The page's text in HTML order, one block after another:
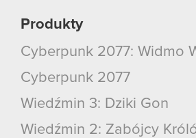
Produkty
Cyberpunk 2077: Widmo
Cyberpunk 2077
Wiedźmin 3: Dziki Gon
Wiedźmin 2: Zabójcy